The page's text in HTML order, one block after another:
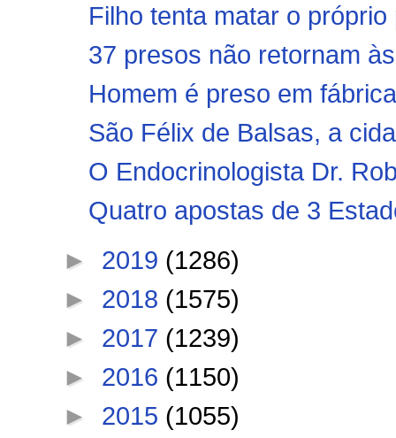
Filho tenta matar o
37 presos não retornam
Homem é preso em
São Félix de Balsas, a
O Endocrinologista Dr.
Quatro apostas de 3
► 2019 (1286)
► 2018 (1575)
► 2017 (1239)
► 2016 (1150)
► 2015 (1055)